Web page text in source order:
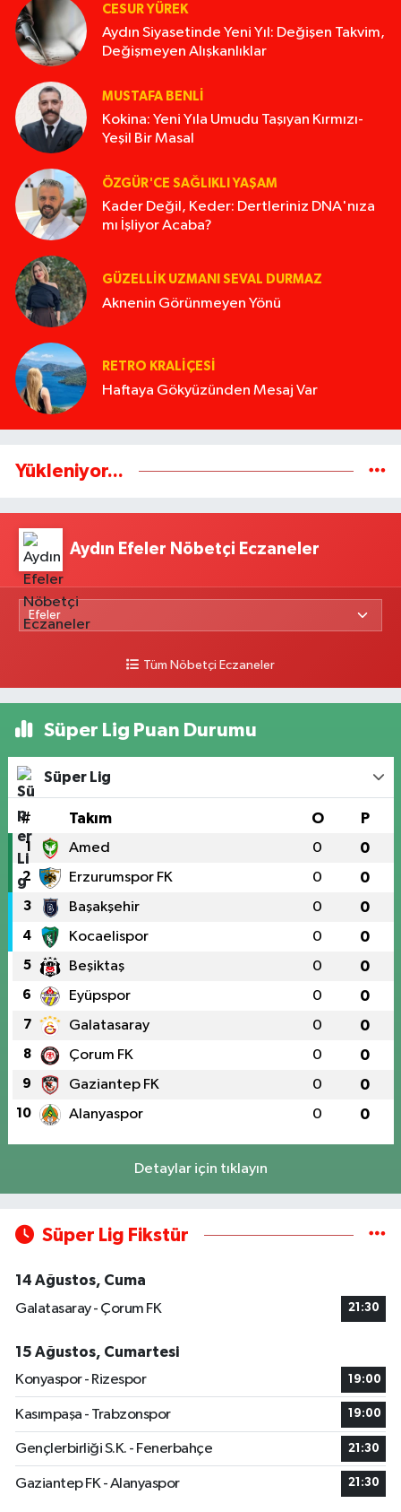
CESUR YÜREK
Aydın Siyasetinde Yeni Yıl: Değişen Takvim,
Değişmeyen Alışkanlıklar
MUSTAFA BENLI
Kokina: Yeni Yıla Umudu Taşıyan Kırmızı-
Yeşil Bir Masal
ÖZGÜR'CE SAĞLIKLI YAŞAM
Kader Değil, Keder: Dertleriniz DNA'nıza
mı İşliyor Acaba?
GÜZELLIK UZMANI SEVAL DURMAZ
Aknenin Görünmeyen Yönü
RETRO KRALIÇESI
Haftaya Gökyüzünden Mesaj Var
Yükleniyor...
Aydın Efeler Nöbetçi Eczaneler
Tüm Nöbetçi Eczaneler
Süper Lig Puan Durumu
Süper Lig
# Takım O P
1 Amed 0 0
2 Erzurumspor FK 0 0
3 Başakşehir 0 0
4 Kocaelispor 0 0
5 Beşiktaş 0 0
6 Eyüpspor 0 0
7 Galatasaray 0 0
8 Çorum FK 0 0
9 Gaziantep FK 0 0
10 Alanyaspor 0 0
Detaylar için tıklayın
Süper Lig Fikstür
14 Ağustos, Cuma
Galatasaray - Çorum FK
21:30
15 Ağustos, Cumartesi
Konyaspor - Rizespor
19:00
Kasımpaşa - Trabzonspor 19:00
Gençlerbirliği S.K. - Fenerbahçe 21:30
Gaziantep FK - Alanyaspor 21:30